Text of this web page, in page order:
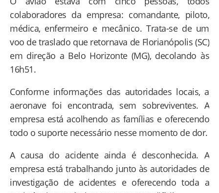
colaboradores da empresa: comandante, piloto,
médica, enfermeiro e mecânico. Trata-se de um
voo de traslado que retornava de Florianópolis (SC)
em direção a Belo Horizonte (MG), decolando às
16h51.
Conforme informações das autoridades locais, a
aeronave foi encontrada, sem sobreviventes. A
empresa está acolhendo as famílias e oferecendo
todo o suporte necessário nesse momento de dor.
A causa do acidente ainda é desconhecida. A
empresa está trabalhando junto às autoridades de
investigação de acidentes e oferecendo toda a